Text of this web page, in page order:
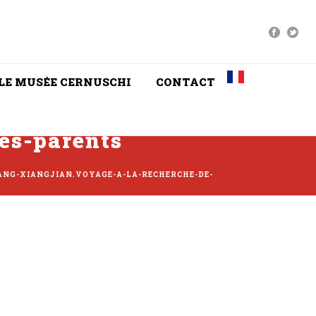
MUSÉE CERNUSCHI CONTACT
parents
XIANGJIAN.VOYAGE-A-LA-RECHERCHE-DE-